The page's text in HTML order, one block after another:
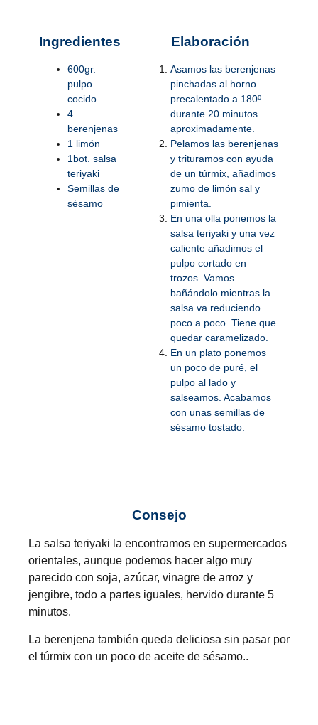
Ingredientes
600gr.
pulpo
cocido
4
berenjenas
1 limón
1bot. salsa
teriyaki
Semillas de
sésamo
Elaboración
Asamos las berenjenas
pinchadas al horno
precalentado a 180º
durante 20 minutos
aproximadamente.
Pelamos las berenjenas
y trituramos con ayuda
de un túrmix, añadimos
zumo de limón sal y
pimienta.
En una olla ponemos la
salsa teriyaki y una vez
caliente añadimos el
pulpo cortado en
trozos. Vamos
bañándolo mientras la
salsa va reduciendo
poco a poco. Tiene que
quedar caramelizado.
En un plato ponemos
un poco de puré, el
pulpo al lado y
salseamos. Acabamos
con unas semillas de
sésamo tostado.
Consejo
La salsa teriyaki la encontramos en supermercados
orientales, aunque podemos hacer algo muy
parecido con soja, azúcar, vinagre de arroz y
jengibre, todo a partes iguales, hervido durante 5
minutos.
La berenjena también queda deliciosa sin pasar por
el túrmix con un poco de aceite de sésamo..